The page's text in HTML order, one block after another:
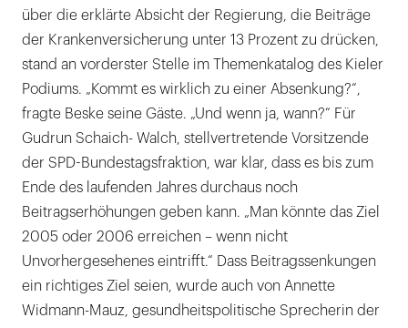
über die erklärte Absicht der Regierung, die Beiträge
der Krankenversicherung unter 13 Prozent zu drücken,
stand an vorderster Stelle im Themenkatalog des Kieler
Podiums. „Kommt es wirklich zu einer Absenkung?“,
fragte Beske seine Gäste. „Und wenn ja, wann?“ Für
Gudrun Schaich- Walch, stellvertretende Vorsitzende
der SPD-Bundestagsfraktion, war klar, dass es bis zum
Ende des laufenden Jahres durchaus noch
Beitragserhöhungen geben kann. „Man könnte das Ziel
2005 oder 2006 erreichen – wenn nicht
Unvorhergesehenes eintrifft.“ Dass Beitragssenkungen
ein richtiges Ziel seien, wurde auch von Annette
Widmann-Mauz, gesundheitspolitische Sprecherin der